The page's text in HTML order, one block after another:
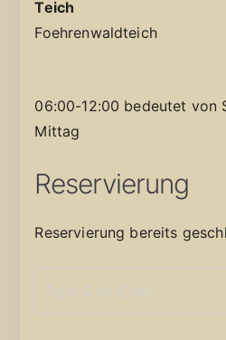
Teich
Foehrenwaldteich
06:00-12:00 bedeutet von
Mittag
Reservierung
Reservierung bereits